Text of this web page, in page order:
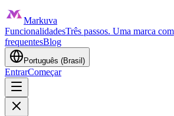
Markuva
FuncionalidadesTrês passos. Uma marca
frequentesBlog
Português (Brasil)
EntrarComeçar